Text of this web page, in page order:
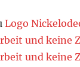
Logo
und keine
und keine